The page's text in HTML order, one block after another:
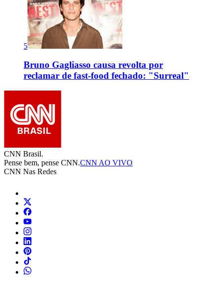
5
Bruno Gagliasso causa revolta por
reclamar de fast-food fechado: "Surreal"
CNN Brasil.
Pense bem, pense CNN.CNN AO VIVO
CNN Nas Redes